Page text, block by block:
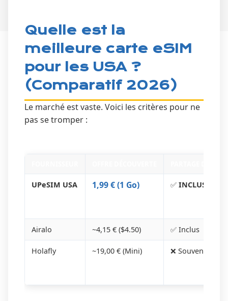
Quelle est la
meilleure carte eSIM
pour les USA ?
(Comparatif 2026)
Le marché est vaste. Voici les critères pour ne
pas se tromper :
UPeSIM USA 1,99 € (1 Go) ✅ INCLUS
Airalo ~4,15 € ($4.50) ✅ Inclus
Holafly ~19,00 € (Mini) ❌ Souvent